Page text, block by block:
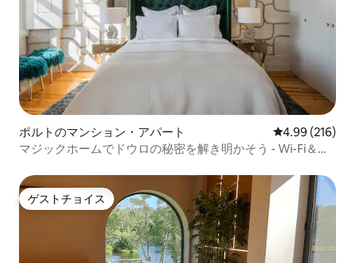
ポルトのマンション・アパート レビュー216
4.99 (216)
マジックホームでドウロの秘密を解き明かそう - Wi-Fi＆エ
ゲストチョイス
ゲストチョイス